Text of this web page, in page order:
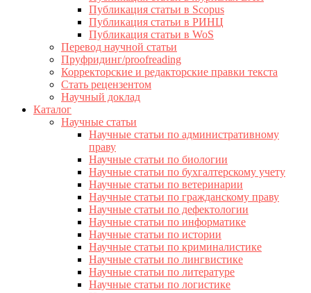
Публикация статьи в Scopus
Публикация статьи в РИНЦ
Публикация статьи в WoS
Перевод научной статьи
Пруфридинг/proofreading
Корректорские и редакторские правки текста
Стать рецензентом
Научный доклад
Каталог
Научные статьи
Научные статьи по административному
праву
Научные статьи по биологии
Научные статьи по бухгалтерскому учету
Научные статьи по ветеринарии
Научные статьи по гражданскому праву
Научные статьи по дефектологии
Научные статьи по информатике
Научные статьи по истории
Научные статьи по криминалистике
Научные статьи по лингвистике
Научные статьи по литературе
Научные статьи по логистике